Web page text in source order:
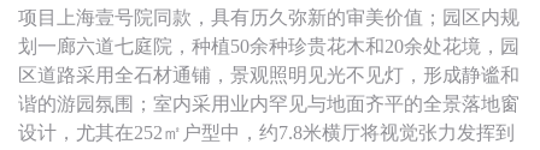
项目上海壹号院同款，具有历久弥新的审美价值；园区内规
划一廊六道七庭院，种植50余种珍贵花木和20余处花境，园
区道路采用全石材通铺，景观照明见光不见灯，形成静谧和
谐的游园氛围；室内采用业内罕见与地面齐平的全景落地窗
设计，尤其在252㎡户型中，约7.8米横厅将视觉张力发挥到